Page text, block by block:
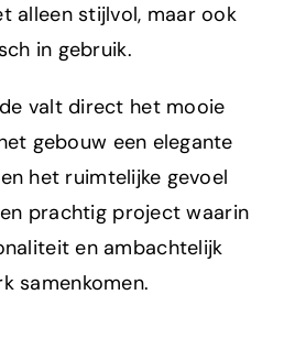
alleen stijlvol, maar ook
in gebruik.
valt direct het mooie
gebouw een elegante
het ruimtelijke gevoel
prachtig project waarin
en ambachtelijk
samenkomen.